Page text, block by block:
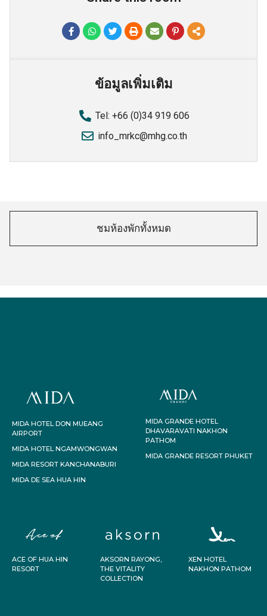
ข้อมูลเพิ่มเติม
Tel: +66 (0)34 919 606
info_mrkc@mhg.co.th
ชมห้องพักทั้งหมด
MIDA HOTEL DON MUEANG
AIRPORT
MIDA HOTEL NGAMWONGWAN
MIDA RESORT KANCHANABURI
MIDA DE SEA HUA HIN
MIDA GRANDE HOTEL
DHAVARAVATI NAKHON
PATHOM
MIDA GRANDE RESORT PHUKET
ACE OF HUA HIN
RESORT
AKSORN RAYONG,
THE VITALITY
COLLECTION
XEN HOTEL
NAKHON PATHOM